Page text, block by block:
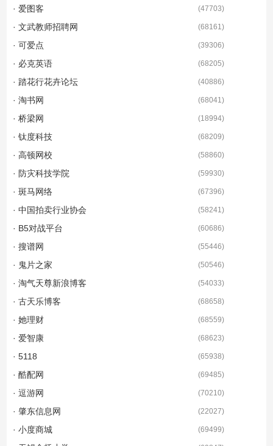
· 爱图客 (47703)
· 文武教师招聘网 (68161)
· 可爱点 (39306)
· 必克英语 (68205)
· 踏花行花卉论坛 (40886)
· 淘书网 (68041)
· 桥梁网 (18994)
· 钛度科技 (68209)
· 高顿网校 (58860)
· 防灾科技学院 (59930)
· 斑马网络 (67396)
· 中国拍卖行业协会 (58241)
· B5对战平台 (60686)
· 搜谱网 (55446)
· 鬼片之家 (50546)
· 淘气天尊新浪博客 (54033)
· 古天乐博客 (68658)
· 她理财 (68559)
· 爱智康 (68623)
· 5118 (65938)
· 酷配网 (69485)
· 逗游网 (70210)
· 肇东信息网 (22027)
· 小度商城 (69499)